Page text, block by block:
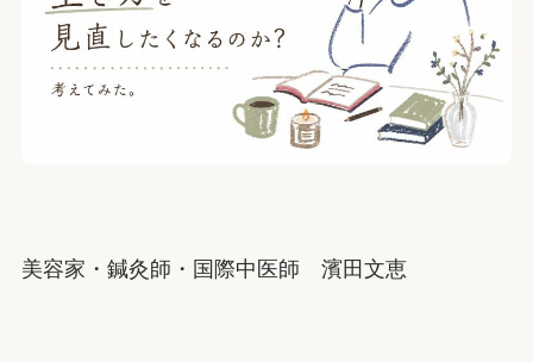
美容家・鍼灸師・国際中医師 濱田文恵